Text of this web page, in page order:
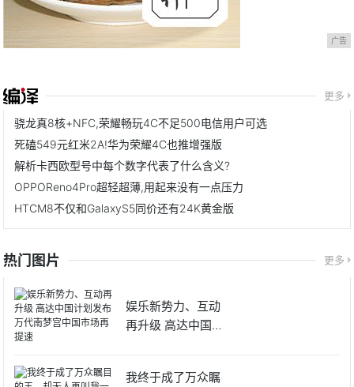
广告
更多
骁龙真8核+NFC,荣耀畅玩4C不足500电信用户可选
死磕549元红米2A!华为荣耀4C也推增强版
解析卡西欧型号中每个数字代表了什么含义?
OPPOReno4Pro超轻超薄,用起来没有一点压力
HTCM8不仅和GalaxyS5同价还有24K黄金版
热门图片 更多
娱乐新势力、互动
再升级 高达中国计
我终于成了万众瞩